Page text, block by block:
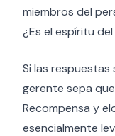
miembros del
¿Es el espíritu
Si las
gerente sepa
Recompensa y
esencialmente